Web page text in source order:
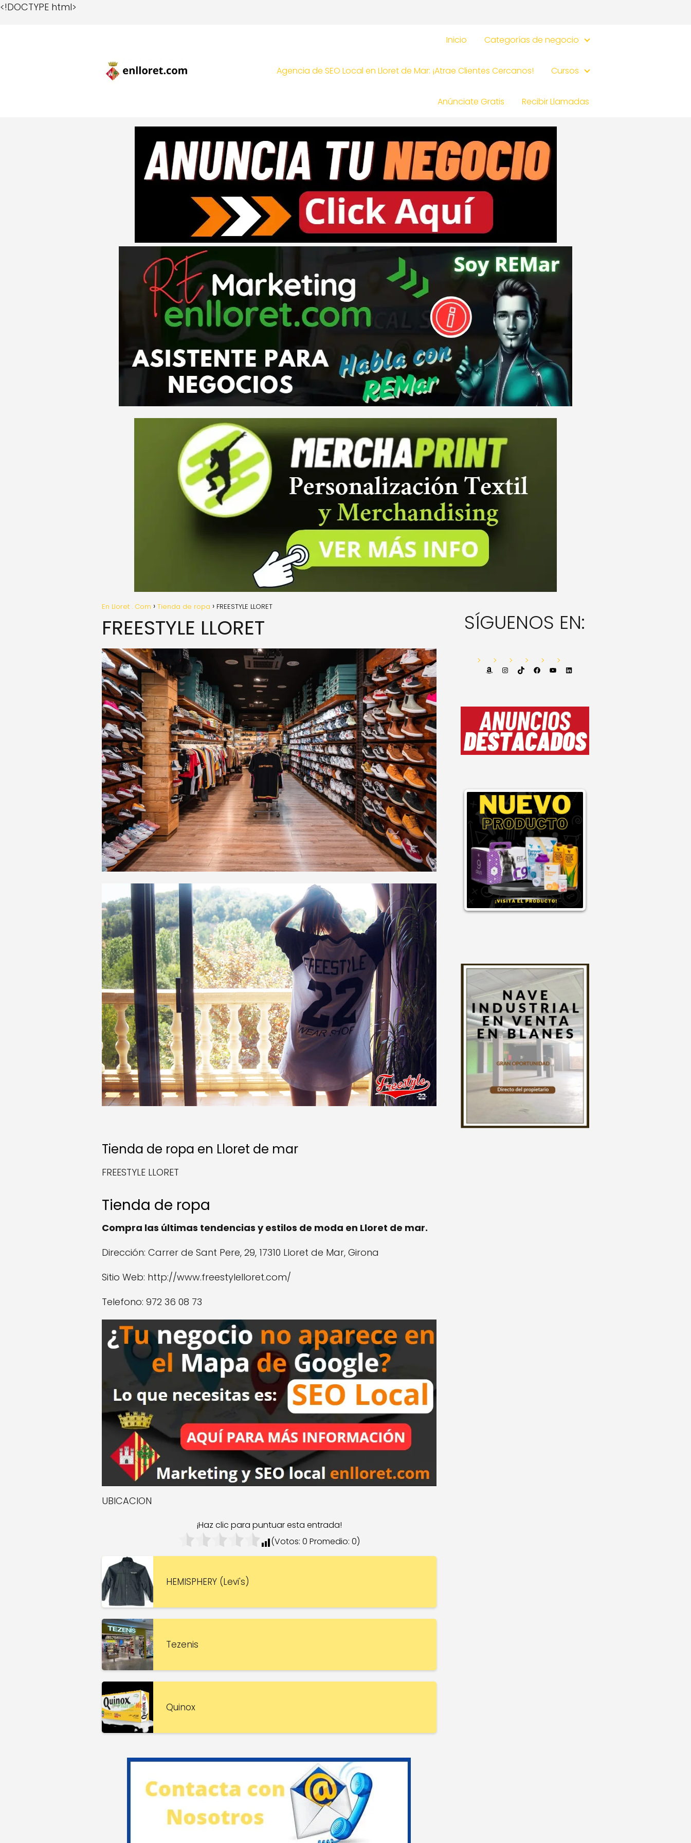
<!DOCTYPE html>
Inicio Categorías de negocio
Agencia de SEO Local en Lloret de Mar: ¡Atrae Clientes Cercanos! Cursos
Anúnciate Gratis Recibir Llamadas
En Lloret . Com Tienda de ropa FREESTYLE LLORET
FREESTYLE LLORET
Tienda de ropa en Lloret de mar
FREESTYLE LLORET
Tienda de ropa
Compra las últimas tendencias y estilos de moda en Lloret de mar.
Dirección: Carrer de Sant Pere, 29, 17310 Lloret de Mar, Girona
Sitio Web: http://www.freestylelloret.com/
Telefono: 972 36 08 73
UBICACION
¡Haz clic para puntuar esta entrada!
(Votos: 0 Promedio: 0)
HEMISPHERY (Levi's)
Tezenis
Quinox
SÍGUENOS EN:
AmazonInstagram
TikTokFacebook
YouTubeLinkedIn